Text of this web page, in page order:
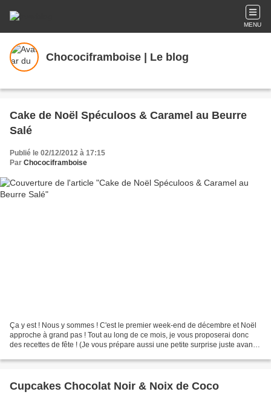
MENU
Chocociframboise | Le blog
Cake de Noël Spéculoos & Caramel au Beurre
Salé
Publié le 02/12/2012 à 17:15
Par Chocociframboise
Ça y est ! Nous y sommes ! C'est le premier week-end de décembre et Noël
approche à grand pas ! Tout au long de ce mois, je vous proposerai donc
des recettes de fête ! (Je vous prépare aussi une petite surprise juste avant
Cupcakes Chocolat Noir & Noix de Coco